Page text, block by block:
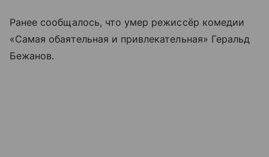
Ранее сообщалось, что умер режиссёр комедии
«Самая обаятельная и привлекательная» Геральд
Бежанов.